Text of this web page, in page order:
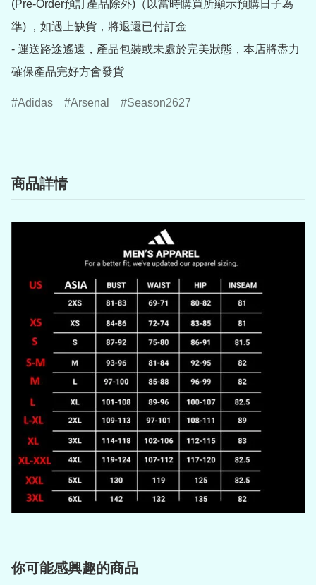
(Pre-Order預訂產品除外)（以當時購買所顯示預購日子為
準) ，如遇上缺貨，將退還已付訂金
- 運送路途遙遠，產品包裝或未處於完美狀態，本店將盡力
確保產品完好方會發貨
Adidas Arsenal Season2627
商品詳情
你可能感興趣的商品